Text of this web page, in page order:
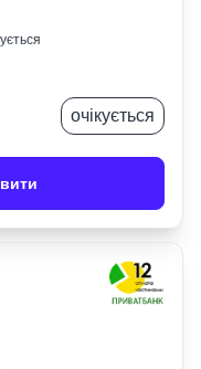
очікується